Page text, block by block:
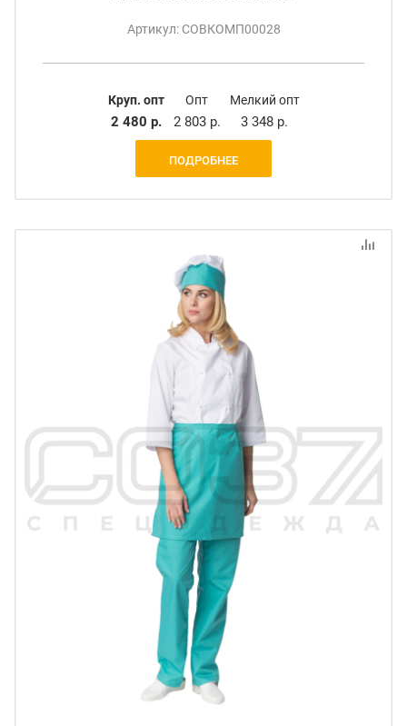
Артикул: СОВКОМП00028
Круп. опт
2 480 р.
Опт
2 803 р.
Мелкий опт
3 348 р.
ПОДРОБНЕЕ